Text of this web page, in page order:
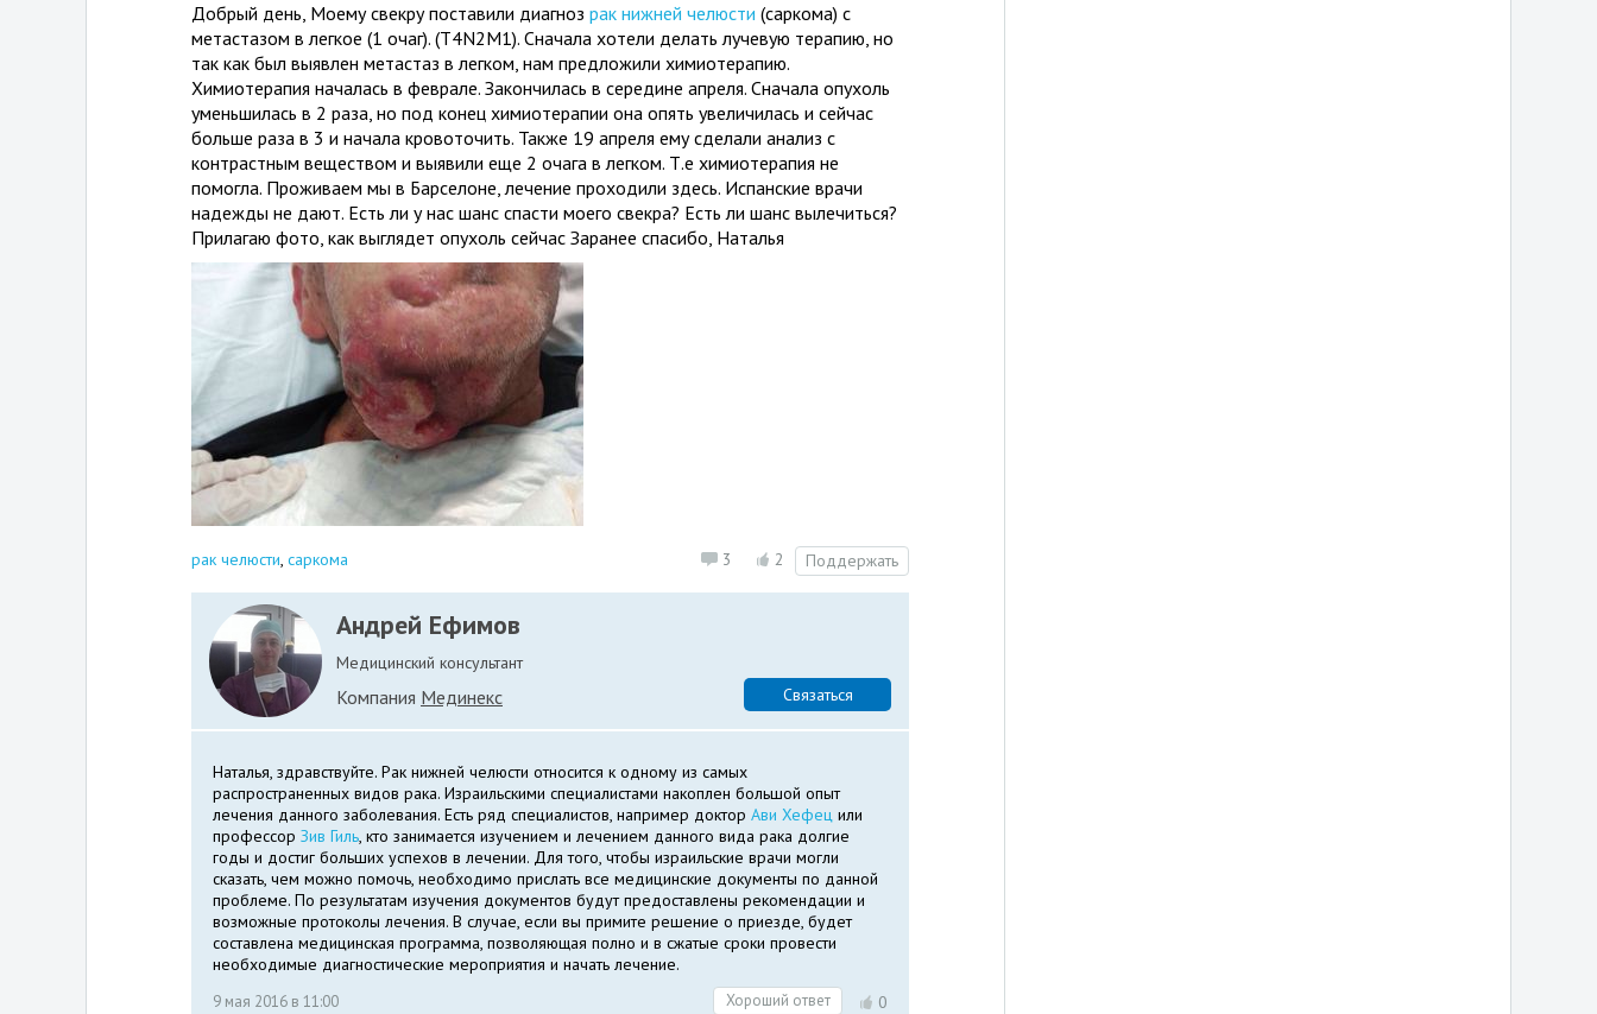
Добрый день, Моему свекру поставили диагноз рак нижней челюсти (саркома) с
метастазом в легкое (1 очаг). (T4N2M1). Сначала хотели делать лучевую терапию, но
так как был выявлен метастаз в легком, нам предложили химиотерапию.
Химиотерапия началась в феврале. Закончилась в середине апреля. Сначала опухоль
уменьшилась в 2 раза, но под конец химиотерапии она опять увеличилась и сейчас
больше раза в 3 и начала кровоточить. Также 19 апреля ему сделали анализ с
контрастным веществом и выявили еще 2 очага в легком. Т.е химиотерапия не
помогла. Проживаем мы в Барселоне, лечение проходили здесь. Испанские врачи
надежды не дают. Есть ли у нас шанс спасти моего свекра? Есть ли шанс вылечиться?
Прилагаю фото, как выглядет опухоль сейчас Заранее спасибо, Наталья
3 2 Поддержать
рак челюсти, саркома
Андрей Ефимов
Медицинский консультант
Компания Мединекс Связаться
Наталья, здравствуйте. Рак нижней челюсти относится к одному из самых
распространенных видов рака. Израильскими специалистами накоплен большой опыт
лечения данного заболевания. Есть ряд специалистов, например доктор Ави Хефец или
профессор Зив Гиль, кто занимается изучением и лечением данного вида рака долгие
годы и достиг больших успехов в лечении. Для того, чтобы израильские врачи могли
сказать, чем можно помочь, необходимо прислать все медицинские документы по данной
проблеме. По результатам изучения документов будут предоставлены рекомендации и
возможные протоколы лечения. В случае, если вы примите решение о приезде, будет
составлена медицинская программа, позволяющая полно и в сжатые сроки провести
необходимые диагностические мероприятия и начать лечение.
9 мая 2016 в 11:00 Хороший ответ 0